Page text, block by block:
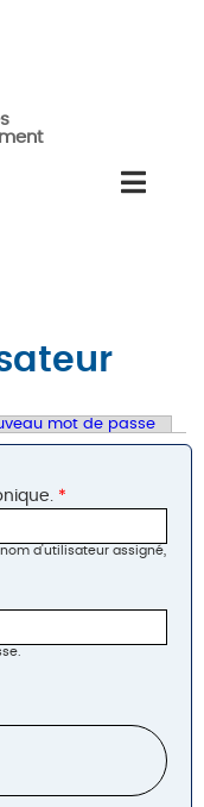
mot de passe
*
d'utilisateur assigné,